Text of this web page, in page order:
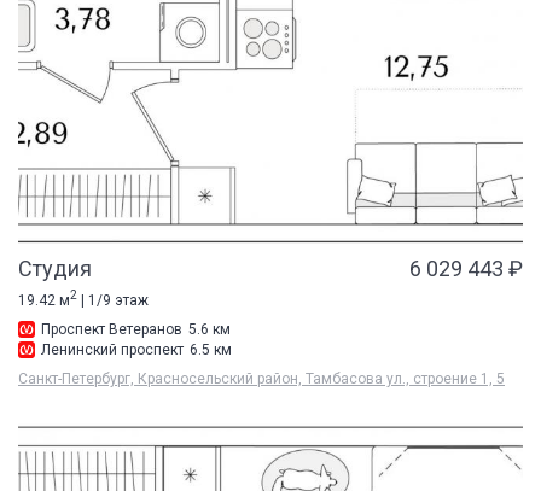
Студия 6 029 443 ₽
19.42 м2 | 1/9 этаж
Проспект Ветеранов 5.6 км
Ленинский проспект 6.5 км
Санкт-Петербург, Красносельский район, Тамбасова ул., строение 1, 5